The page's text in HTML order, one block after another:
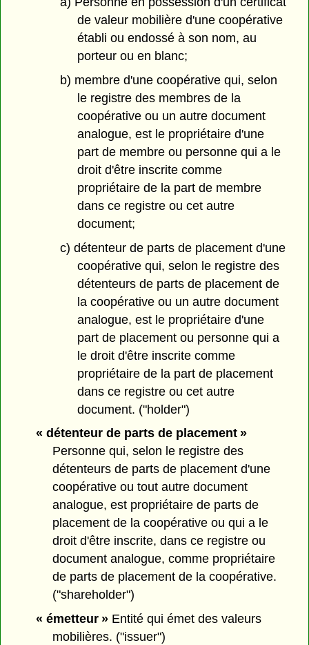
de valeur mobilière d'une coopérative
établi ou endossé à son nom, au
porteur ou en blanc;
b) membre d'une coopérative qui, selon
le registre des membres de la
coopérative ou un autre document
analogue, est le propriétaire d'une
part de membre ou personne qui a le
droit d'être inscrite comme
propriétaire de la part de membre
dans ce registre ou cet autre
document;
c) détenteur de parts de placement d'une
coopérative qui, selon le registre des
détenteurs de parts de placement de
la coopérative ou un autre document
analogue, est le propriétaire d'une
part de placement ou personne qui a
le droit d'être inscrite comme
propriétaire de la part de placement
dans ce registre ou cet autre
document. ("holder")
« détenteur de parts de placement »
Personne qui, selon le registre des
détenteurs de parts de placement d'une
coopérative ou tout autre document
analogue, est propriétaire de parts de
placement de la coopérative ou qui a le
droit d'être inscrite, dans ce registre ou
document analogue, comme propriétaire
de parts de placement de la coopérative.
("shareholder")
« émetteur »Entité qui émet des valeurs
mobilières. ("issuer")